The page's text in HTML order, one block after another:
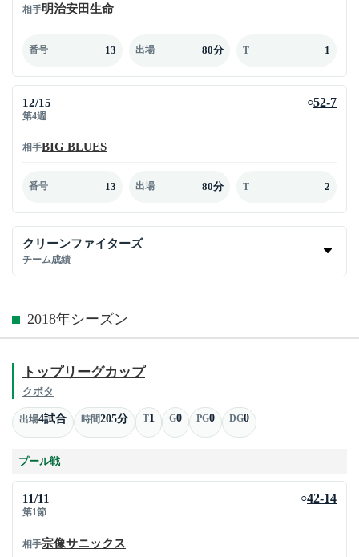
相手明治安田生命
番号 13 出場 80分 T 1
12/15
第4週
○52-7
相手BIG BLUES
番号 13 出場 80分 T 2
クリーンファイターズ
チーム成績
2018年シーズン
トップリーグカップ
クボタ
出場4試合 時間205分 T1 G0 PG0 DG0
プール戦
11/11
第1節
○42-14
相手宗像サニックス